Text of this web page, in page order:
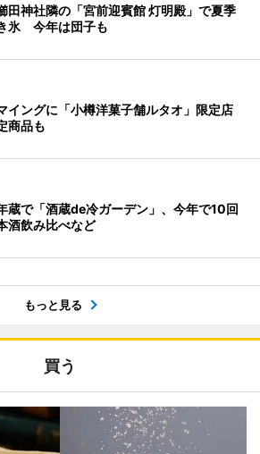
田神社隣の「宮前迎賓館 灯明殿」で夏季
氷 今年は団子も
イングに「小樽洋菓子舗ルタオ」限定店
商品も
蔵で「酒蔵de冷ガーデン」、今年で10回
飲み比べなど
もっと見る
買う